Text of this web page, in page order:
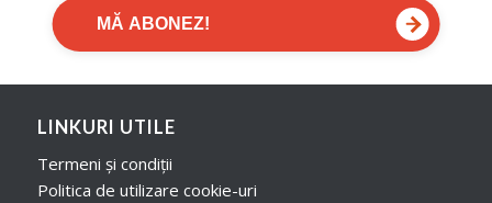
MĂ ABONEZ! →
LINKURI UTILE
Termeni și condiții
Politica de utilizare cookie-uri